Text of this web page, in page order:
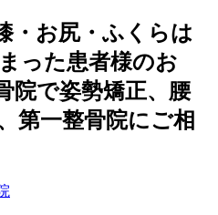
・お尻・ふくらは
った患者様のお
院で姿勢矯正、腰
第一整骨院にご相